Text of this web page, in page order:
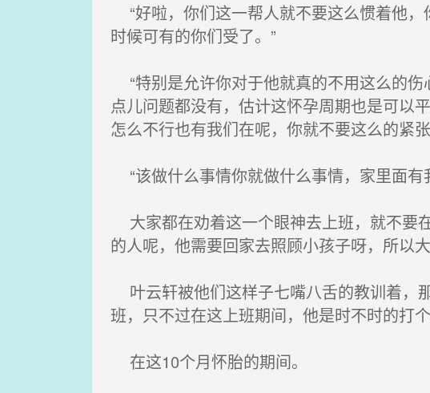
“好啦，你们这一帮人就不要这么惯着他
时候可有的你们受了。”
“特别是允许你对于他就真的不用这么的
点儿问题都没有，估计这怀孕周期也是可以
怎么不行也有我们在呢，你就不要这么的紧
“该做什么事情你就做什么事情，家里面有
大家都在劝着这一个眼神去上班，就不要
的人呢，他需要回家去照顾小孩子呀，所以
叶云轩被他们这样子七嘴八舌的教训着，
班，只不过在这上班期间，他是时不时的打
在这10个月怀胎的期间。